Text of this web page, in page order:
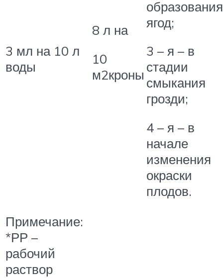
3 мл на 10 л
воды
8 л на
10
м2кроны
образования
ягод;
3 – я – в
стадии
смыкания
грозди;
4 – я – в
начале
изменения
окраски
плодов.
Примечание:
*РР –
рабочий
раствор